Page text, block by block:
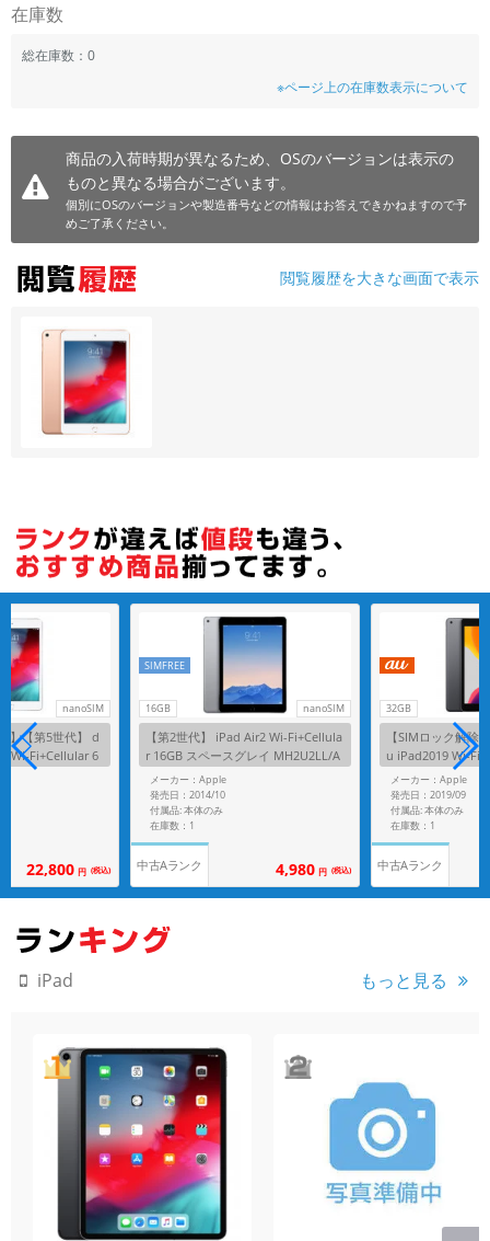
在庫数
総在庫数：0
※ページ上の在庫数表示について
商品の入荷時期が異なるため、OSのバージョンは表示の
ものと異なる場合がございます。
個別にOSのバージョンや製造番号などの情報はお答えできかねますので予
めご了承ください。
閲覧履歴を大きな画面で表示
nanoSIM
】【第5世代】 d
Wi-Fi+Cellular 6
A A2124
22,800 円 (税込)
16GB nanoSIM
SIMFREE
【第2世代】 iPad Air2 Wi-Fi+Cellula
r 16GB スペースグレイ MH2U2LL/A
A1567 【海外版SIMフリー】
メーカー：Apple
発売日：2014/10
付属品: 本体のみ
在庫数：1
中古Aランク 4,980 円 (税込)
32GB
【SIMロック解除
u iPad2019 Wi-
ペースグレイ
メーカー：Apple
発売日：2019/09
付属品: 本体のみ
在庫数：1
中古Aランク
iPad もっと見る
円 ～ 円
発売日
各項目のチェックボックスは「or検索」となります。